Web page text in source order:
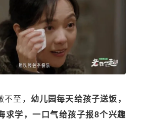
至， 幼儿园每天给孩子送饭，
求学，一口气给孩子报8个兴趣